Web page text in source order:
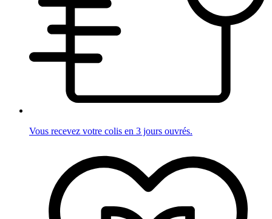
Vous recevez votre colis en 3 jours ouvrés.